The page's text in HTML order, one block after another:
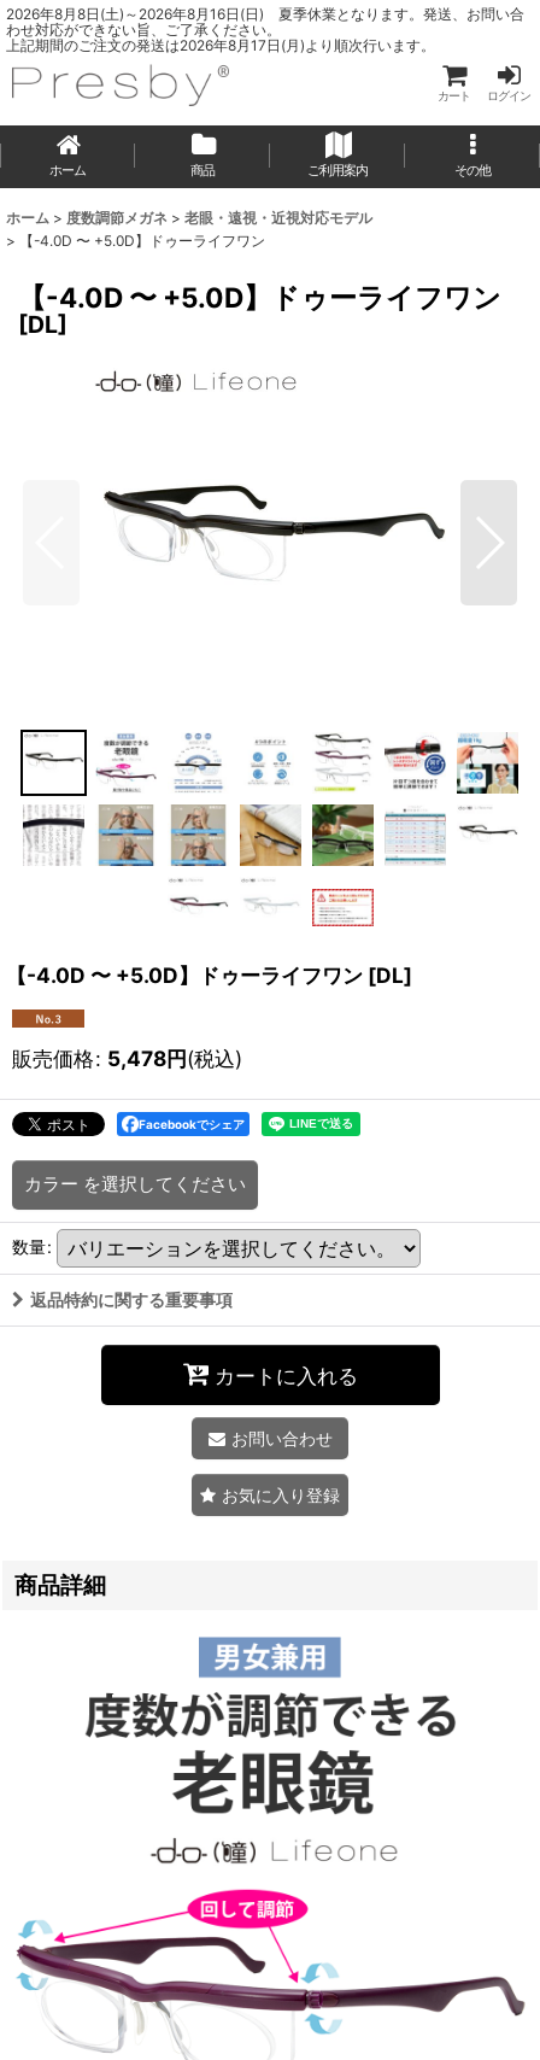
2026年8月8日(土)～2026年8月16日(日) 夏季休業となります。発送、お問い合
わせ対応ができない旨、ご了承ください。
上記期間のご注文の発送は2026年8月17日(月)より順次行います。
カート ログイン
ホーム 商品 ご利用案内 その他
ホーム > 度数調節メガネ > 老眼・遠視・近視対応モデル
>
【-4.0D 〜 +5.0D】ドゥーライフワン
【-4.0D 〜 +5.0D】ドゥーライフワン
[DL]
【-4.0D 〜 +5.0D】ドゥーライフワン [DL]
販売価格: 5,478円(税込)
Facebookでシェア
カラー を選択してください
数量:
返品特約に関する重要事項
カートに入れる
お問い合わせ
お気に入り登録
商品詳細